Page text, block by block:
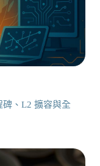
碑、L2 擴容與全